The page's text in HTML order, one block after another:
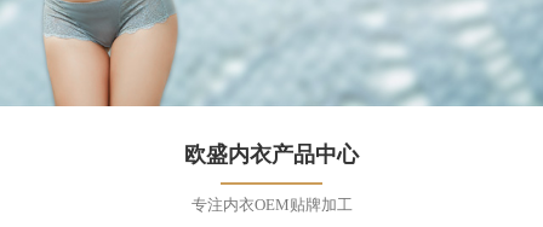
欧盛内衣产品中心
专注内衣OEM贴牌加工